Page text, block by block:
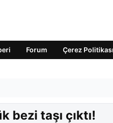
Forum Çerez Politikası
bezi taşı çıktı!